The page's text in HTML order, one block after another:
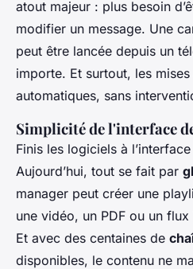
atout majeur : plus besoin
modifier un message. Une
peut être lancée depuis un
importe. Et surtout, les
automatiques, sans
Simplicité de l'interface
Finis les logiciels à
Aujourd’hui, tout se fait par
manager peut créer une
une vidéo, un PDF ou un
Et avec des centaines de
disponibles, le contenu ne